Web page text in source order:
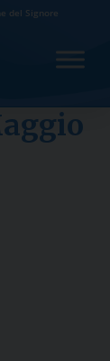
del Signore